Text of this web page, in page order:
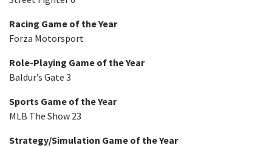
Racing Game of the Year
Forza Motorsport
Role-Playing Game of the Year
Baldur’s Gate 3
Sports Game of the Year
MLB The Show 23
Strategy/Simulation Game of the Year